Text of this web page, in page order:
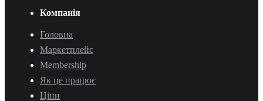
Компанія
Головна
Маркетплейс
Membership
Як це працює
Ціни